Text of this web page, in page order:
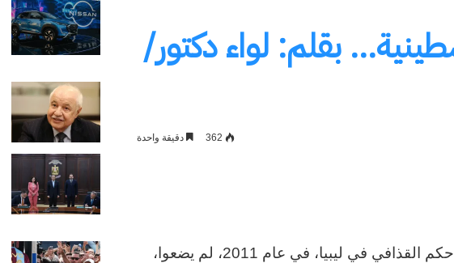
بقلم: لواء دكتور/
362 دقيقة واحدة
عندما قررت أمريكا ودول حلف الناتو القضاء على نظام حكم القذافي في ليبيا، في عام 2011، لم يضعوا،